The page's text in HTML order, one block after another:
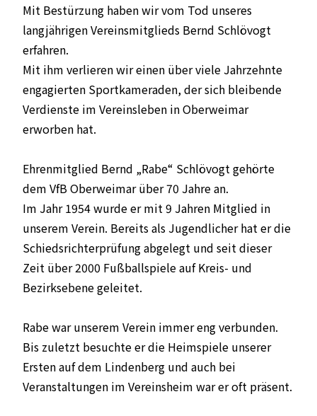
Mit Bestürzung haben wir vom Tod unseres
langjährigen Vereinsmitglieds Bernd Schlövogt
erfahren.
Mit ihm verlieren wir einen über viele Jahrzehnte
engagierten Sportkameraden, der sich bleibende
Verdienste im Vereinsleben in Oberweimar
erworben hat.
Ehrenmitglied Bernd „Rabe“ Schlövogt gehörte
dem VfB Oberweimar über 70 Jahre an.
Im Jahr 1954 wurde er mit 9 Jahren Mitglied in
unserem Verein. Bereits als Jugendlicher hat er die
Schiedsrichterprüfung abgelegt und seit dieser
Zeit über 2000 Fußballspiele auf Kreis- und
Bezirksebene geleitet.
Rabe war unserem Verein immer eng verbunden.
Bis zuletzt besuchte er die Heimspiele unserer
Ersten auf dem Lindenberg und auch bei
Veranstaltungen im Vereinsheim war er oft präsent.